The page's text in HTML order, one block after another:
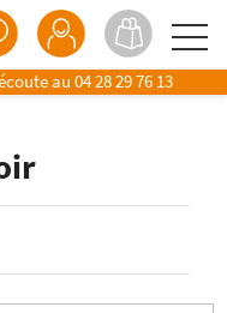
au 04 28 29 76 13